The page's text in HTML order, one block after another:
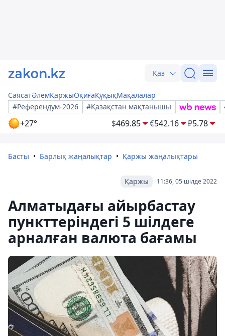
Қаз
СаясатӘлемҚаржыОқиғаҚұқықМақалалар
#Референдум-2026
#Қазақстан мақтанышы
+27° $469.85 €542.16 ₽5.78
Басты Барлық жаңалықтар Қаржы жаңалықтары
11:36, 05 шілде 2022
Қаржы
Алматыдағы айырбастау
пункттеріндегі 5 шілдеге
арналған валюта бағамы